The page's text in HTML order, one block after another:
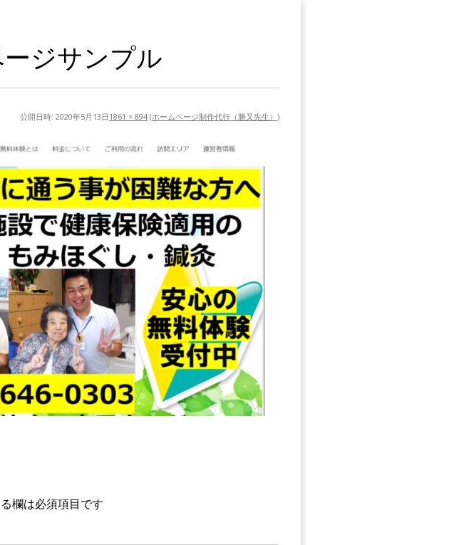
ジサンプル
公開日時: 2020年5月13日 1861 × 894 (ホームページ制作代行（勝又先生） )
欄は必須項目です